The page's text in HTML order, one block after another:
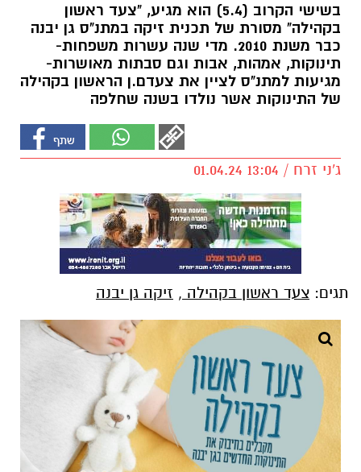
בשישי הקרוב (5.4) הוא מגיע, "צעד ראשון
בקהילה" מסורת של תכנית זיקה במתנ"ס גן יבנה
כבר משנת 2010. מדי שנה עשרות משפחות-
תינוקות, אמהות, אבות וגם סבתות מאושרות-
מגיעות למתנ"ס לציין את צעדם.ן הראשון בקהילה
של התינוקות אשר נולדו בשנה שחלפה
ג'ני זרח / 13:04 01.04.24
תגים: צעד ראשון בקהילה , זיקה גן יבנה